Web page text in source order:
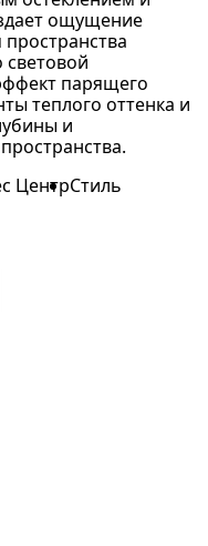
ощущение
световой
парящего
теплого оттенка и
и
ЦентрСтиль